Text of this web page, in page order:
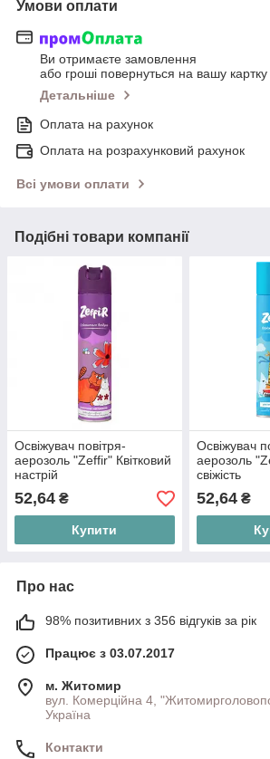
Умови оплати
Ви отримаєте замовлення
або гроші повернуться на вашу картку
Детальніше
Оплата на рахунок
Оплата на розрахунковий рахунок
Всі умови оплати
Подібні товари компанії
Освіжувач повітря-
аерозоль "Zeffir" Квітковий
настрій
52,64 ₴
Купити
Освіжувач
аерозоль
свіжість
52,64₴
Про нас
98% позитивних з 356 відгуків за рік
Працює з 03.07.2017
м. Житомир
вул. Комерційна 4,
Україна
Контакти